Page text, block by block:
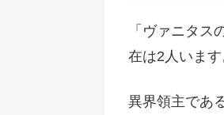
「ヴァニタ
在は2人います
異界領主であ